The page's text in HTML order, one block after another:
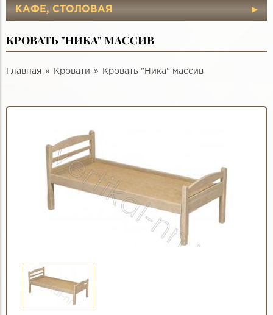
КАФЕ, СТОЛОВАЯ
КРОВАТЬ "НИКА" МАССИВ
Главная Кровати Кровать "Ника" массив